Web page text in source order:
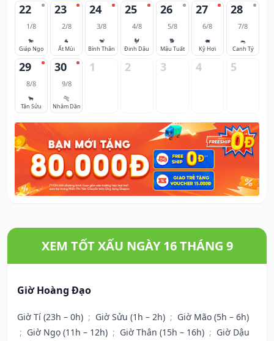
22
1/8
🐎
Giáp Ngọ
23
2/8
🐐
Ất Mùi
24
3/8
🐒
Bính Thân
25
4/8
🐓
Đinh Dậu
26
5/8
🐕
Mậu Tuất
27
6/8
🐖
Kỷ Hợi
28
7/8
🐀
Canh Tý
29
8/8
🐂
Tân Sửu
30
9/8
🐅
Nhâm Dần
1 2 3 4 5
XEM TỐT XẤU NGÀY 16 THÁNG 9
Giờ Hoàng Đạo
Giờ Tí (23h – 0h) ; Giờ Sửu (1h – 2h) ; Giờ Mão (5h – 6h)
; Giờ Ngọ (11h – 12h) ; Giờ Thân (15h – 16h) ; Giờ Dậu